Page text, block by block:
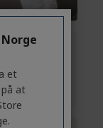
et
at